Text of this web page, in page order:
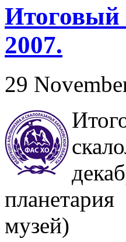
Итоговый
2007.
29
музей)